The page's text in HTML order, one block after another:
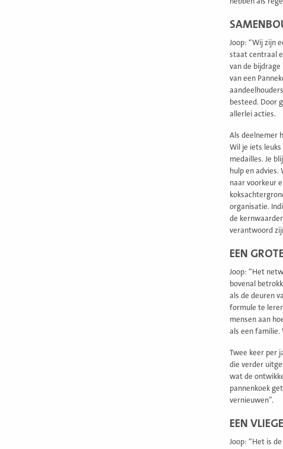
Joop: “Wij zijn
staat centraal
van de
van een
besteed. Door
allerlei acties.
Als deelnemer
Wil je iets
medailles. Je
hulp en
naar voorkeur
organisatie.
de
verantwoord
EEN
Joop: “Het
bovenal
als de deuren
formule te
mensen aan
als een familie.
Twee keer per
die verder
wat de
pannenkoek
vernieuwen”.
EEN
Joop: “Het is